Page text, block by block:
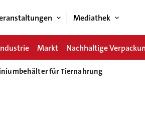
Mediathek
Markt Nachhaltige
für Tiernahrung